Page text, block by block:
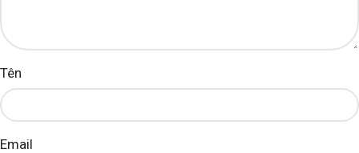
Tên
Email